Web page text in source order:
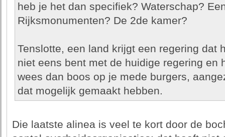
heb je het dan specifiek? Waterschap?
Rijksmonumenten? De 2de kamer?
Tenslotte, een land krijgt een regering dat
niet eens bent met de huidige regering en
wees dan boos op je mede burgers,
dat mogelijk gemaakt hebben.
Die laatste alinea is veel te kort door de